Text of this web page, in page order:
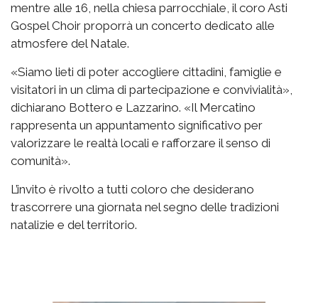
mentre alle 16, nella chiesa parrocchiale, il coro Asti
Gospel Choir proporrà un concerto dedicato alle
atmosfere del Natale.
«Siamo lieti di poter accogliere cittadini, famiglie e
visitatori in un clima di partecipazione e convivialità»,
dichiarano Bottero e Lazzarino. «Il Mercatino
rappresenta un appuntamento significativo per
valorizzare le realtà locali e rafforzare il senso di
comunità».
L’invito è rivolto a tutti coloro che desiderano
trascorrere una giornata nel segno delle tradizioni
natalizie e del territorio.